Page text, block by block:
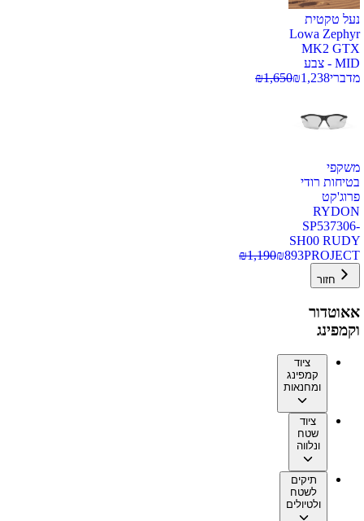
נעל טקטית
Lowa Zephyr
MK2 GTX
MID - צבע
מדברי
₪1,238
₪1,650
משקפי
בטיחות רודי
פרוג'קט
RYDON
SP537306-
SH00 RUDY
PROJECT
₪893
₪1,190
חזור
אאוטדור
וקמפינג
ציוד
קמפינג
ומחנאות
ציוד
שטח
ונלווה
תיקים
לשטח
ולטיולים